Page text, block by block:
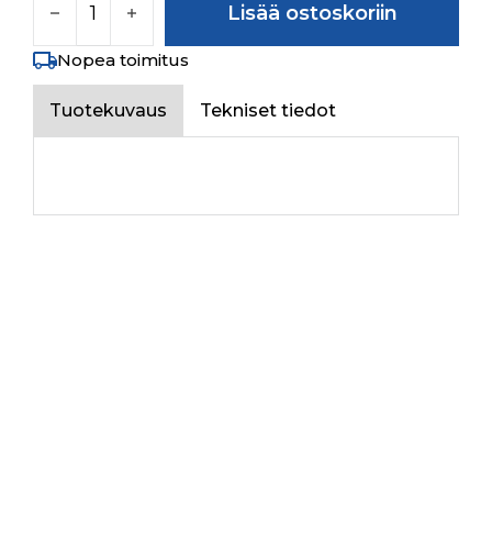
Lisää ostoskoriin
Nopea toimitus
Tuotekuvaus Tekniset tiedot